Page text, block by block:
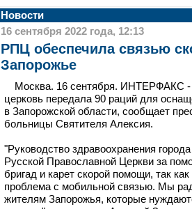
Новости
16 сентября 2022 года, 12:13
РПЦ обеспечила связью
Запорожье
Москва. 16 сентября. ИНТЕРФАКС -
церковь передала 90 раций для
в Запорожской области, сообщает
больницы Святителя Алексия.
"Руководство здравоохранения
Русской Православной Церкви за
бригад и карет скорой помощи, так
проблема с мобильной связью. Мы
жителям Запорожья, которые